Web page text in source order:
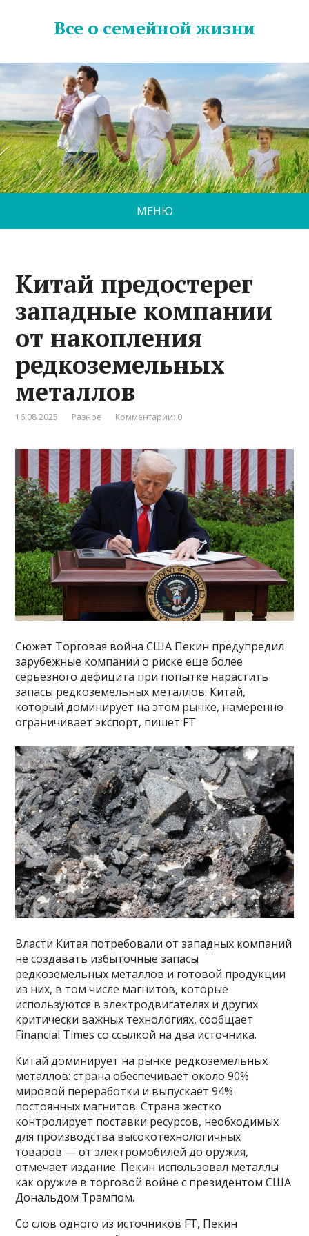
Все о семейной жизни
МЕНЮ
Китай предостерег
западные компании
от накопления
редкоземельных
металлов
16.08.2025 Разное Комментарии: 0
Сюжет Торговая война США Пекин предупредил
зарубежные компании о риске еще более
серьезного дефицита при попытке нарастить
запасы редкоземельных металлов. Китай,
который доминирует на этом рынке, намеренно
ограничивает экспорт, пишет FT
Власти Китая потребовали от западных компаний
не создавать избыточные запасы
редкоземельных металлов и готовой продукции
из них, в том числе магнитов, которые
используются в электродвигателях и других
критически важных технологиях, сообщает
Financial Times со ссылкой на два источника.
Китай доминирует на рынке редкоземельных
металлов: страна обеспечивает около 90%
мировой переработки и выпускает 94%
постоянных магнитов. Страна жестко
контролирует поставки ресурсов, необходимых
для производства высокотехнологичных
товаров — от электромобилей до оружия,
отмечает издание. Пекин использовал металлы
как оружие в торговой войне с президентом США
Дональдом Трампом.
Со слов одного из источников FT, Пекин